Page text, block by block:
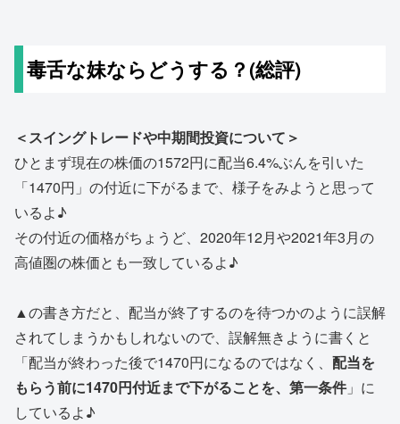
毒舌な妹ならどうする？(総評)
＜スイングトレードや中期間投資について＞
ひとまず現在の株価の1572円に配当6.4%ぶんを引いた
「1470円」の付近に下がるまで、様子をみようと思って
いるよ♪
その付近の価格がちょうど、2020年12月や2021年3月の
高値圏の株価とも一致しているよ♪
▲の書き方だと、配当が終了するのを待つかのように誤解
されてしまうかもしれないので、誤解無きように書くと
「配当が終わった後で1470円になるのではなく、 配当を
もらう前に1470円付近まで下がることを、第一条件」に
しているよ♪